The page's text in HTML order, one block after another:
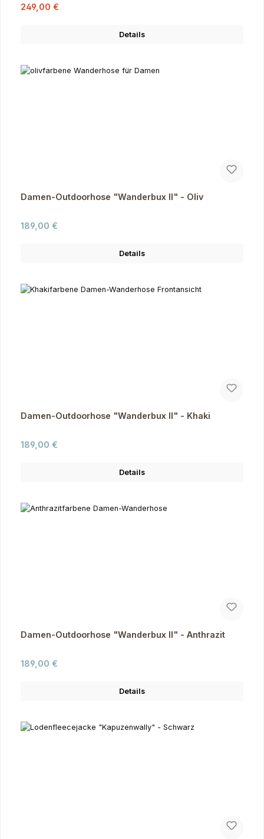
Verkaufspreis:
249,00 €
Details
Damen-Outdoorhose "Wanderbux II" - Oliv
Regulärer Preis:
189,00 €
Details
Damen-Outdoorhose "Wanderbux II" - Khaki
Regulärer Preis:
189,00 €
Details
Damen-Outdoorhose "Wanderbux II" - Anthrazit
Regulärer Preis:
189,00 €
Details